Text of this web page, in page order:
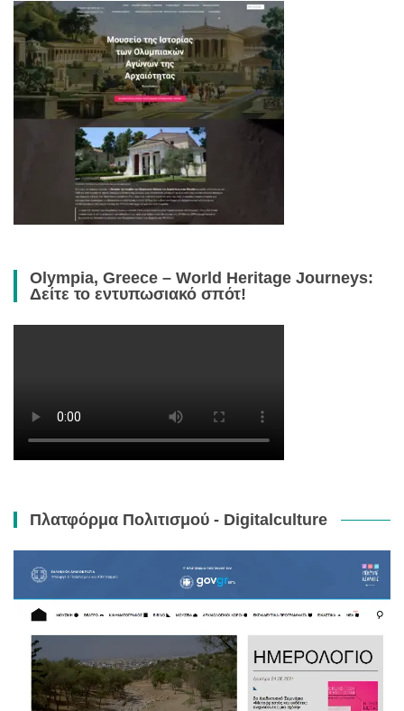
Olympia, Greece – World Heritage Journeys:
Δείτε το εντυπωσιακό σπότ!
Πλατφόρμα Πολιτισμού - Digitalculture